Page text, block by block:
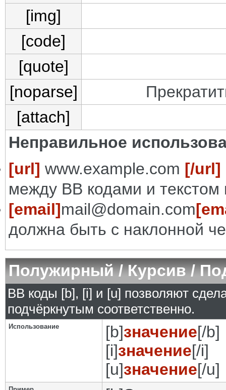
[img]
[code]
[quote]
[noparse]
[attach]
Неправильное
[url] www.example.com [/url]
между BB кодами и текстом
[email]mail@domain.com
должна быть с наклонной
Полужирный / Курсив /
BB коды [b], [i] и [u] позволяют
подчёркнутым соответственно.
Использование [b]значение[/b]
[i]значение[/i]
[u]значение[/u]